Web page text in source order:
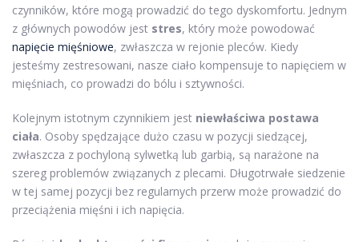
czynników, które mogą prowadzić do tego dyskomfortu. Jednym
z głównych powodów jest stres, który może powodować
napięcie mięśniowe, zwłaszcza w rejonie pleców. Kiedy
jesteśmy zestresowani, nasze ciało kompensuje to napięciem w
mięśniach, co prowadzi do bólu i sztywności.
Kolejnym istotnym czynnikiem jest niewłaściwa postawa
ciała. Osoby spędzające dużo czasu w pozycji siedzącej,
zwłaszcza z pochyloną sylwetką lub garbią, są narażone na
szereg problemów związanych z plecami. Długotrwałe siedzenie
w tej samej pozycji bez regularnych przerw może prowadzić do
przeciążenia mięśni i ich napięcia.